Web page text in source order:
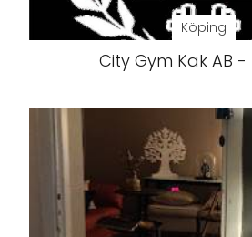
Köping
City Gym Kak AB -